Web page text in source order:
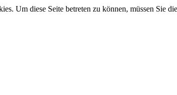
Um diese Seite betreten zu können, müssen Sie